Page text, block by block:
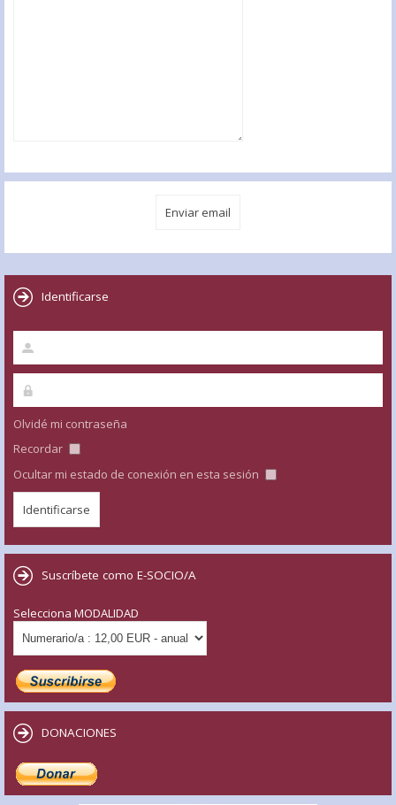
Identificarse
Olvidé mi contraseña
Recordar
Ocultar mi estado de conexión en esta sesión
Suscríbete como E-SOCIO/A
Selecciona MODALIDAD
DONACIONES